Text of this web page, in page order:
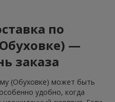
по
—
заказа
(Обуховке) может быть
удобно, когда